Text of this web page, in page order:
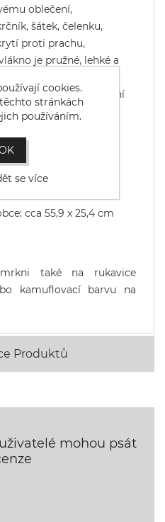
oblečení,
šátek, čelenku,
proti prachu,
je pružné, lehké a
nepříjemné tření
mikrovlákno
cca 55,9 x 25,4 cm
také na rukavice
kamuflovací barvu na
Produktů
mohou psát
cookies.
stránkách
používáním.
se více